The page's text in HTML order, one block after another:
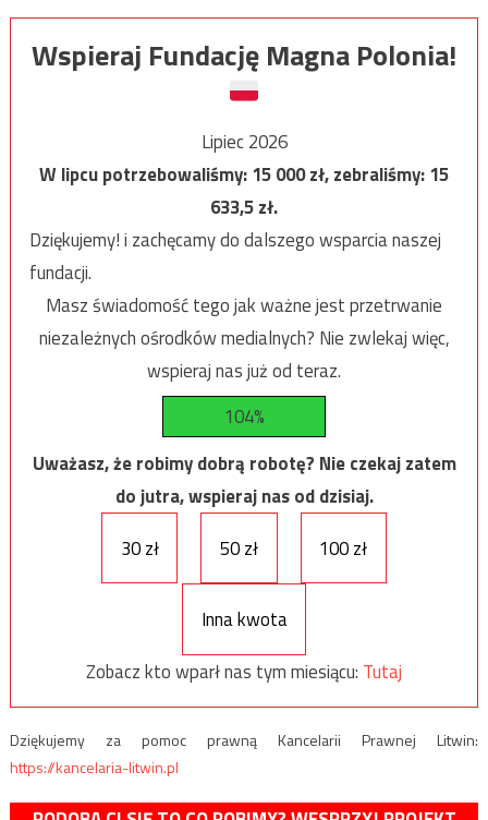
Wspieraj Fundację Magna Polonia!
Lipiec 2026
W lipcu potrzebowaliśmy:15 000zł, zebraliśmy:15
633,5zł.
Dziękujemy! i zachęcamy do dalszego wsparcia naszej
fundacji.
Masz świadomość tego jak ważne jest przetrwanie
niezależnych ośrodków medialnych? Nie zwlekaj więc,
wspieraj nas już od teraz.
104%
Uważasz, że robimy dobrą robotę? Nie czekaj zatem
do jutra, wspieraj nas od dzisiaj.
30 zł
50 zł 100 zł
Inna kwota
Zobacz kto wparł nas tym miesiącu: Tutaj
Dziękujemy za pomoc prawną Kancelarii Prawnej Litwin:
https://kancelaria-litwin.pl